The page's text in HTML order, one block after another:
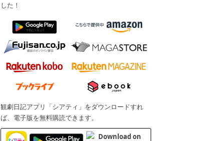
した！
観劇日記アプリ「シアティ」をダウンロードすれ
ば、電子版を無料購読できます。